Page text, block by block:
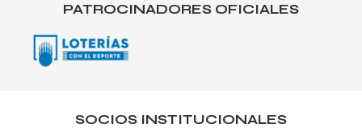
PATROCINADORES OFICIALES
SOCIOS INSTITUCIONALES